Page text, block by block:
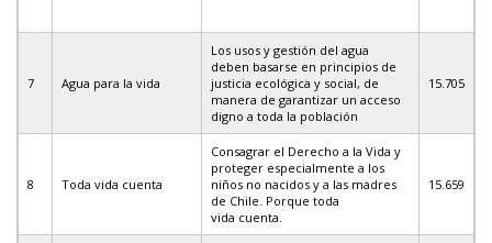
7 Agua para la vida
Los usos y gestión del agua
deben basarse en principios de
justicia ecológica y social, de
manera de garantizar un acceso
digno a toda la población
15.705
8 Toda vida cuenta
Consagrar el Derecho a la Vida y
proteger especialmente a los
niños no nacidos y a las madres
de Chile. Porque toda
vida cuenta.
15.659